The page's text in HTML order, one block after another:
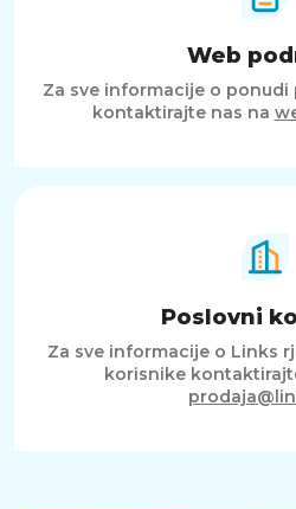
Web
Za sve informacije o ponudi
kontaktirajte nas na
Poslovni
Za sve informacije o Links
korisnike